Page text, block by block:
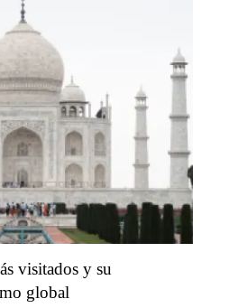
visitados y su
global